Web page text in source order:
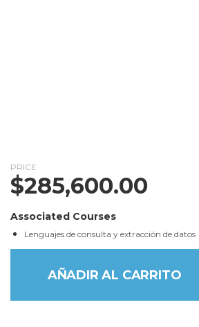
PRICE
$285,600.00
Associated Courses
Lenguajes de consulta y extracción de datos
AÑADIR AL CARRITO